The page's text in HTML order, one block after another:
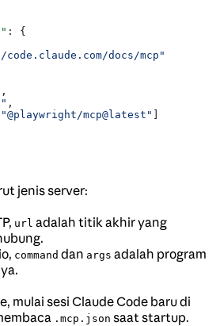
: {
docs/mcp"
,
,
"@playwright/mcp@latest" ]
jenis server:
url adalah titik akhir yang
command dan args adalah program
mulai sesi Claude Code baru di
.mcp.json saat startup.